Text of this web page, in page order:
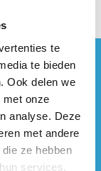
te
te bieden
Ook delen we
met onze
analyse. Deze
met andere
ze hebben
services.